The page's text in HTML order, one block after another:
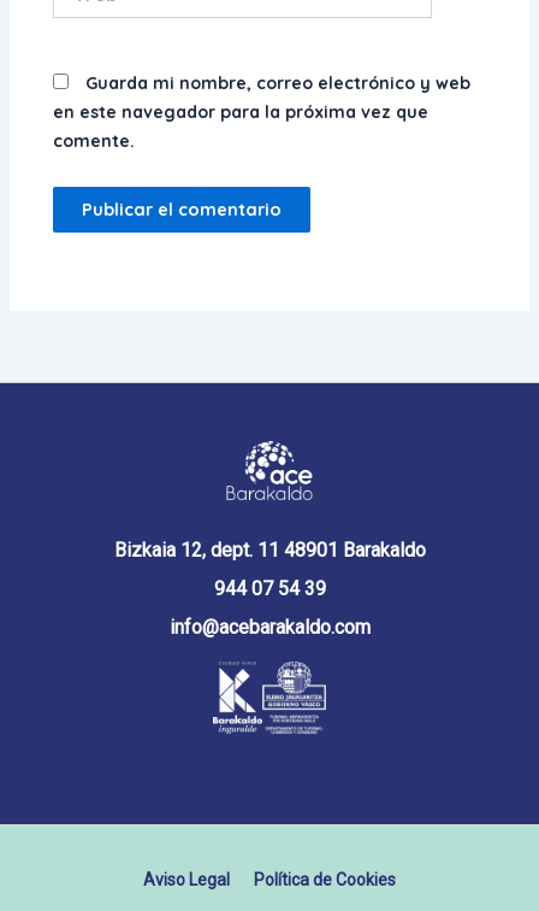
Guarda mi nombre, correo electrónico y web
en este navegador para la próxima vez que
comente.
Bizkaia 12, dept. 11 48901 Barakaldo
944 07 54 39
info@acebarakaldo.com
Aviso Legal Política de Cookies